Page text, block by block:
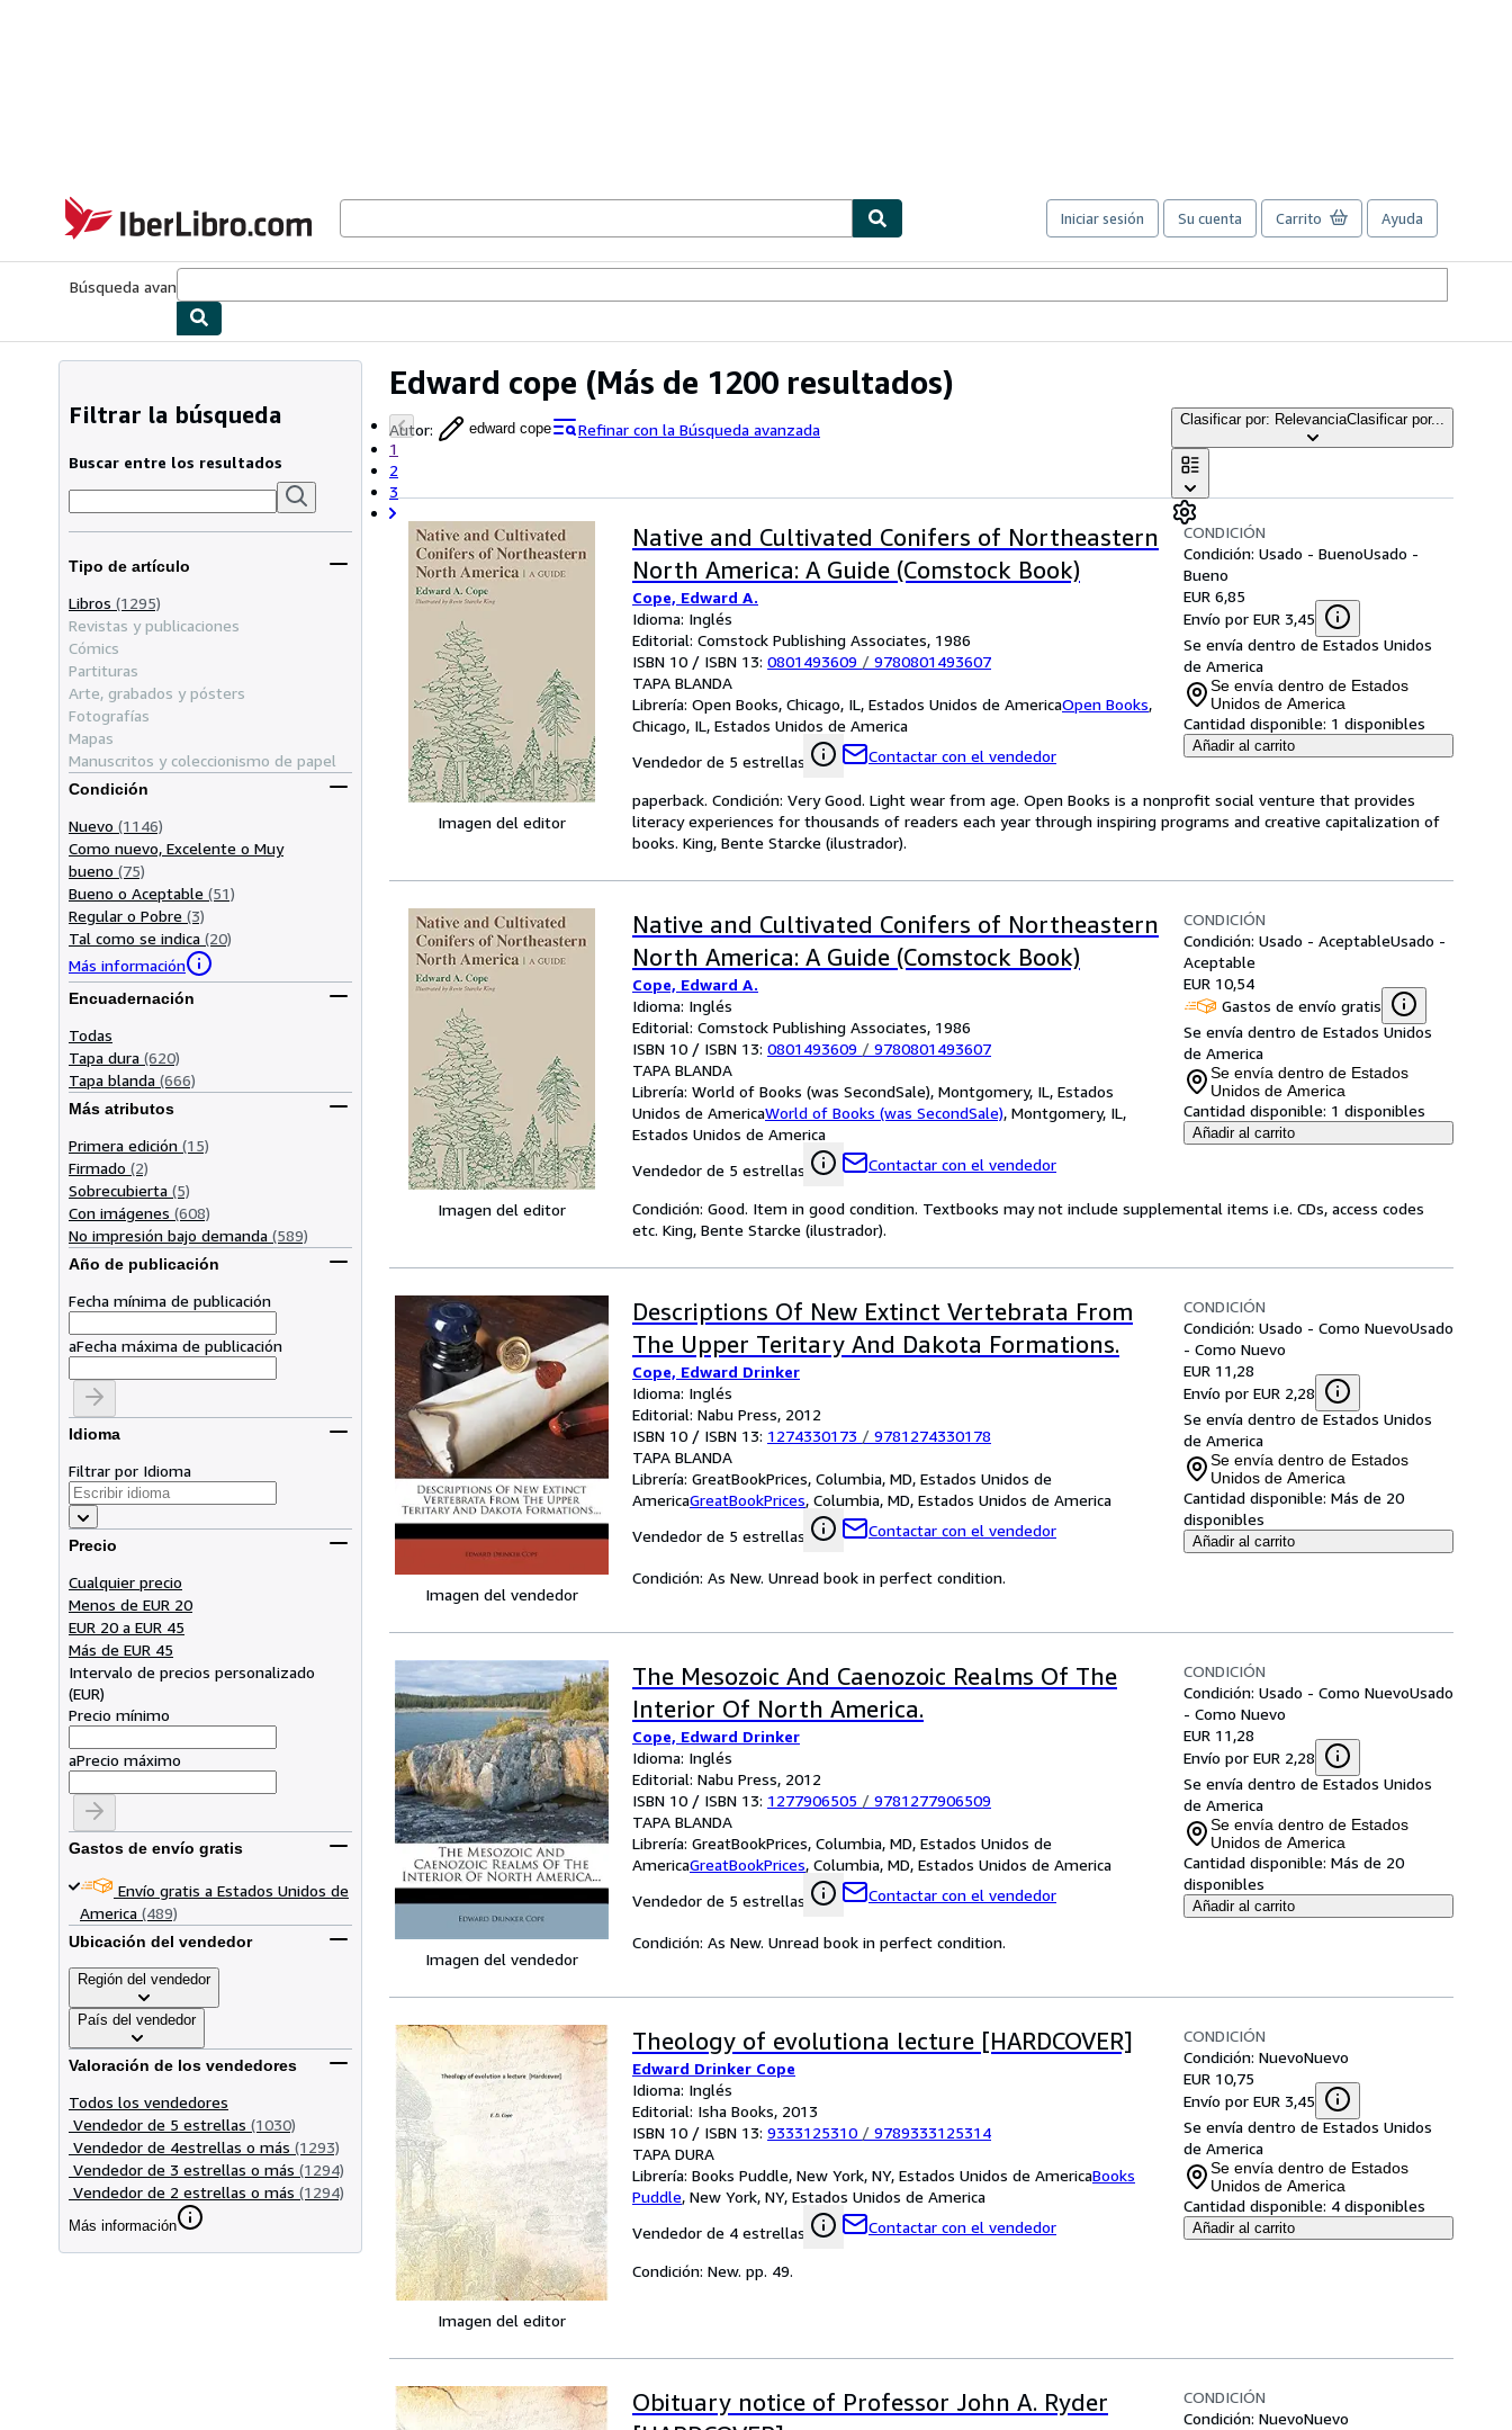
IberLibro.com
Iniciar sesión Su cuenta Carrito Ayuda
Búsqueda avanzada
Edward cope (Más de 1200 resultados)
Autor: edward cope
Refinar con la Búsqueda avanzada
1
2
3
Clasificar por: RelevanciaClasificar por...
Filtrar la búsqueda
Buscar entre los resultados
Tipo de artículo
Libros (1295)
Revistas y publicaciones
Cómics
Partituras
Arte, grabados y pósters
Fotografías
Mapas
Manuscritos y coleccionismo de papel
Condición
Nuevo (1146)
Como nuevo, Excelente o Muy
bueno (75)
Bueno o Aceptable (51)
Regular o Pobre (3)
Tal como se indica (20)
Más información
Encuadernación
Todas
Tapa dura (620)
Tapa blanda (666)
Más atributos
Primera edición (15)
Firmado (2)
Sobrecubierta (5)
Con imágenes (608)
No impresión bajo demanda (589)
Año de publicación
Fecha mínima de publicación
aFecha máxima de publicación
Idioma
Filtrar por Idioma
Precio
Cualquier precio
Menos de EUR 20
EUR 20 a EUR 45
Más de EUR 45
Intervalo de precios personalizado
(EUR)
Precio mínimo
aPrecio máximo
Gastos de envío gratis
Envío gratis a Estados Unidos de
America (489)
Ubicación del vendedor
Región del vendedor
País del vendedor
Valoración de los vendedores
Todos los vendedores
Vendedor de 5 estrellas (1030)
Vendedor de 4estrellas o más (1293)
Vendedor de 3 estrellas o más (1294)
Vendedor de 2 estrellas o más (1294)
Más información
Imagen del editor
Native and Cultivated Conifers of Northeastern
North America: A Guide (Comstock Book)
Cope, Edward A.
Idioma: Inglés
Editorial: Comstock Publishing Associates, 1986
ISBN 10 / ISBN 13: 0801493609 / 9780801493607
TAPA BLANDA
Librería: Open Books, Chicago, IL, Estados Unidos de AmericaOpen Books,
Chicago, IL, Estados Unidos de America
Vendedor de 5 estrellas
Contactar con el vendedor
CONDICIÓN
Condición: Usado - BuenoUsado -
Bueno
EUR 6,85
Envío por EUR 3,45
Se envía dentro de Estados Unidos
de America
Se envía dentro de Estados
Unidos de America
Cantidad disponible: 1 disponibles
Añadir al carrito
paperback. Condición: Very Good. Light wear from age. Open Books is a nonprofit social venture that provides
literacy experiences for thousands of readers each year through inspiring programs and creative capitalization of
books. King, Bente Starcke (ilustrador).
Imagen del editor
Native and Cultivated Conifers of Northeastern
North America: A Guide (Comstock Book)
Cope, Edward A.
Idioma: Inglés
Editorial: Comstock Publishing Associates, 1986
ISBN 10 / ISBN 13: 0801493609 / 9780801493607
TAPA BLANDA
Librería: World of Books (was SecondSale), Montgomery, IL, Estados
Unidos de AmericaWorld of Books (was SecondSale), Montgomery, IL,
Estados Unidos de America
Vendedor de 5 estrellas
Contactar con el vendedor
CONDICIÓN
Condición: Usado - AceptableUsado -
Aceptable
EUR 10,54
Gastos de envío gratis
Se envía dentro de Estados Unidos
de America
Se envía dentro de Estados
Unidos de America
Cantidad disponible: 1 disponibles
Añadir al carrito
Condición: Good. Item in good condition. Textbooks may not include supplemental items i.e. CDs, access codes
etc. King, Bente Starcke (ilustrador).
Imagen del vendedor
Descriptions Of New Extinct Vertebrata From
The Upper Teritary And Dakota Formations.
Cope, Edward Drinker
Idioma: Inglés
Editorial: Nabu Press, 2012
ISBN 10 / ISBN 13: 1274330173 / 9781274330178
TAPA BLANDA
Librería: GreatBookPrices, Columbia, MD, Estados Unidos de
AmericaGreatBookPrices, Columbia, MD, Estados Unidos de America
Vendedor de 5 estrellas
Contactar con el vendedor
CONDICIÓN
Condición: Usado - Como NuevoUsado
- Como Nuevo
EUR 11,28
Envío por EUR 2,28
Se envía dentro de Estados Unidos
de America
Se envía dentro de Estados
Unidos de America
Cantidad disponible: Más de 20
disponibles
Añadir al carrito
Condición: As New. Unread book in perfect condition.
Imagen del vendedor
The Mesozoic And Caenozoic Realms Of The
Interior Of North America.
Cope, Edward Drinker
Idioma: Inglés
Editorial: Nabu Press, 2012
ISBN 10 / ISBN 13: 1277906505 / 9781277906509
TAPA BLANDA
Librería: GreatBookPrices, Columbia, MD, Estados Unidos de
AmericaGreatBookPrices, Columbia, MD, Estados Unidos de America
Vendedor de 5 estrellas
Contactar con el vendedor
CONDICIÓN
Condición: Usado - Como NuevoUsado
- Como Nuevo
EUR 11,28
Envío por EUR 2,28
Se envía dentro de Estados Unidos
de America
Se envía dentro de Estados
Unidos de America
Cantidad disponible: Más de 20
disponibles
Añadir al carrito
Condición: As New. Unread book in perfect condition.
Imagen del editor
Theology of evolutiona lecture [HARDCOVER]
Edward Drinker Cope
Idioma: Inglés
Editorial: Isha Books, 2013
ISBN 10 / ISBN 13: 9333125310 / 9789333125314
TAPA DURA
Librería: Books Puddle, New York, NY, Estados Unidos de AmericaBooks
Puddle, New York, NY, Estados Unidos de America
Vendedor de 4 estrellas
Contactar con el vendedor
CONDICIÓN
Condición: NuevoNuevo
EUR 10,75
Envío por EUR 3,45
Se envía dentro de Estados Unidos
de America
Se envía dentro de Estados
Unidos de America
Cantidad disponible: 4 disponibles
Añadir al carrito
Condición: New. pp. 49.
Obituary notice of Professor John A. Ryder
CONDICIÓN
Condición: NuevoNuevo